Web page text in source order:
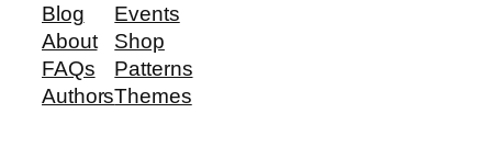
Blog
About
FAQs
Authors
Events
Shop
Patterns
Themes